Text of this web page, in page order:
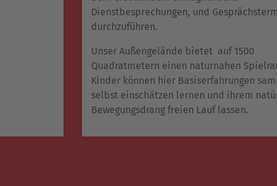
Dienstbesprechungen, und
durchzuführen.
Unser Außengelände bietet auf 1500
Quadratmetern einen naturnahen
Kinder können hier Basiserfahrungen
selbst einschätzen lernen und ihrem
Bewegungsdrang freien Lauf lassen.